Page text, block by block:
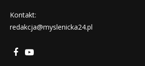
Kontakt:
redakcja@myslenicka24.pl